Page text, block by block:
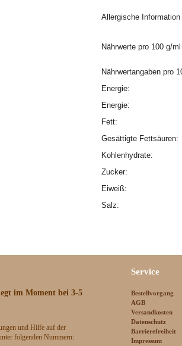
Allergische
Nährwerte pro 100 g/ml
Nährwertangaben pro
Energie:
Energie:
Fett:
Gesättigte
Kohlenhydrate:
Zucker:
Eiweiß:
Salz:
im Moment bei 3-5
und Hilfe auf der
folgenden Nummern:
Service
Bestellvorgang
AGB
Versandkosten
Datenschutz
Barrierefreiheit
Impressum